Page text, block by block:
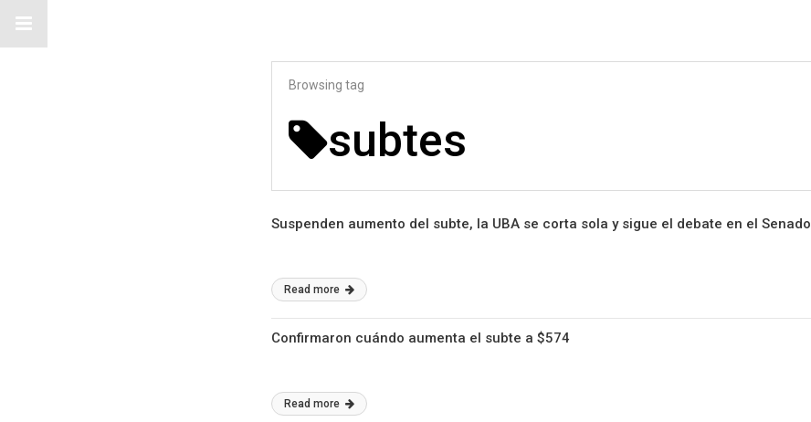
Browsing tag
subtes
Suspenden aumento del subte, la UBA se corta sola y sigue el debate en el Senado
Read more
Confirmaron cuándo aumenta el subte a $574
Read more